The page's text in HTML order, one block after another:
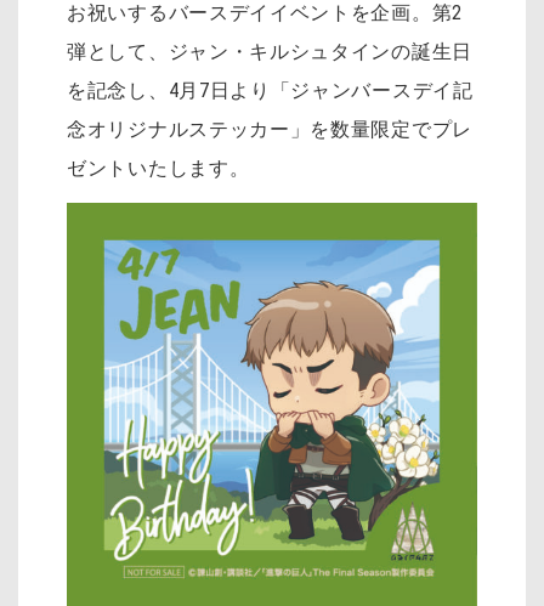
お祝いするバースデイイベントを企画。第2
弾として、ジャン・キルシュタインの誕生日
を記念し、4月7日より「ジャンバースデイ記
念オリジナルステッカー」を数量限定でプレ
ゼントいたします。